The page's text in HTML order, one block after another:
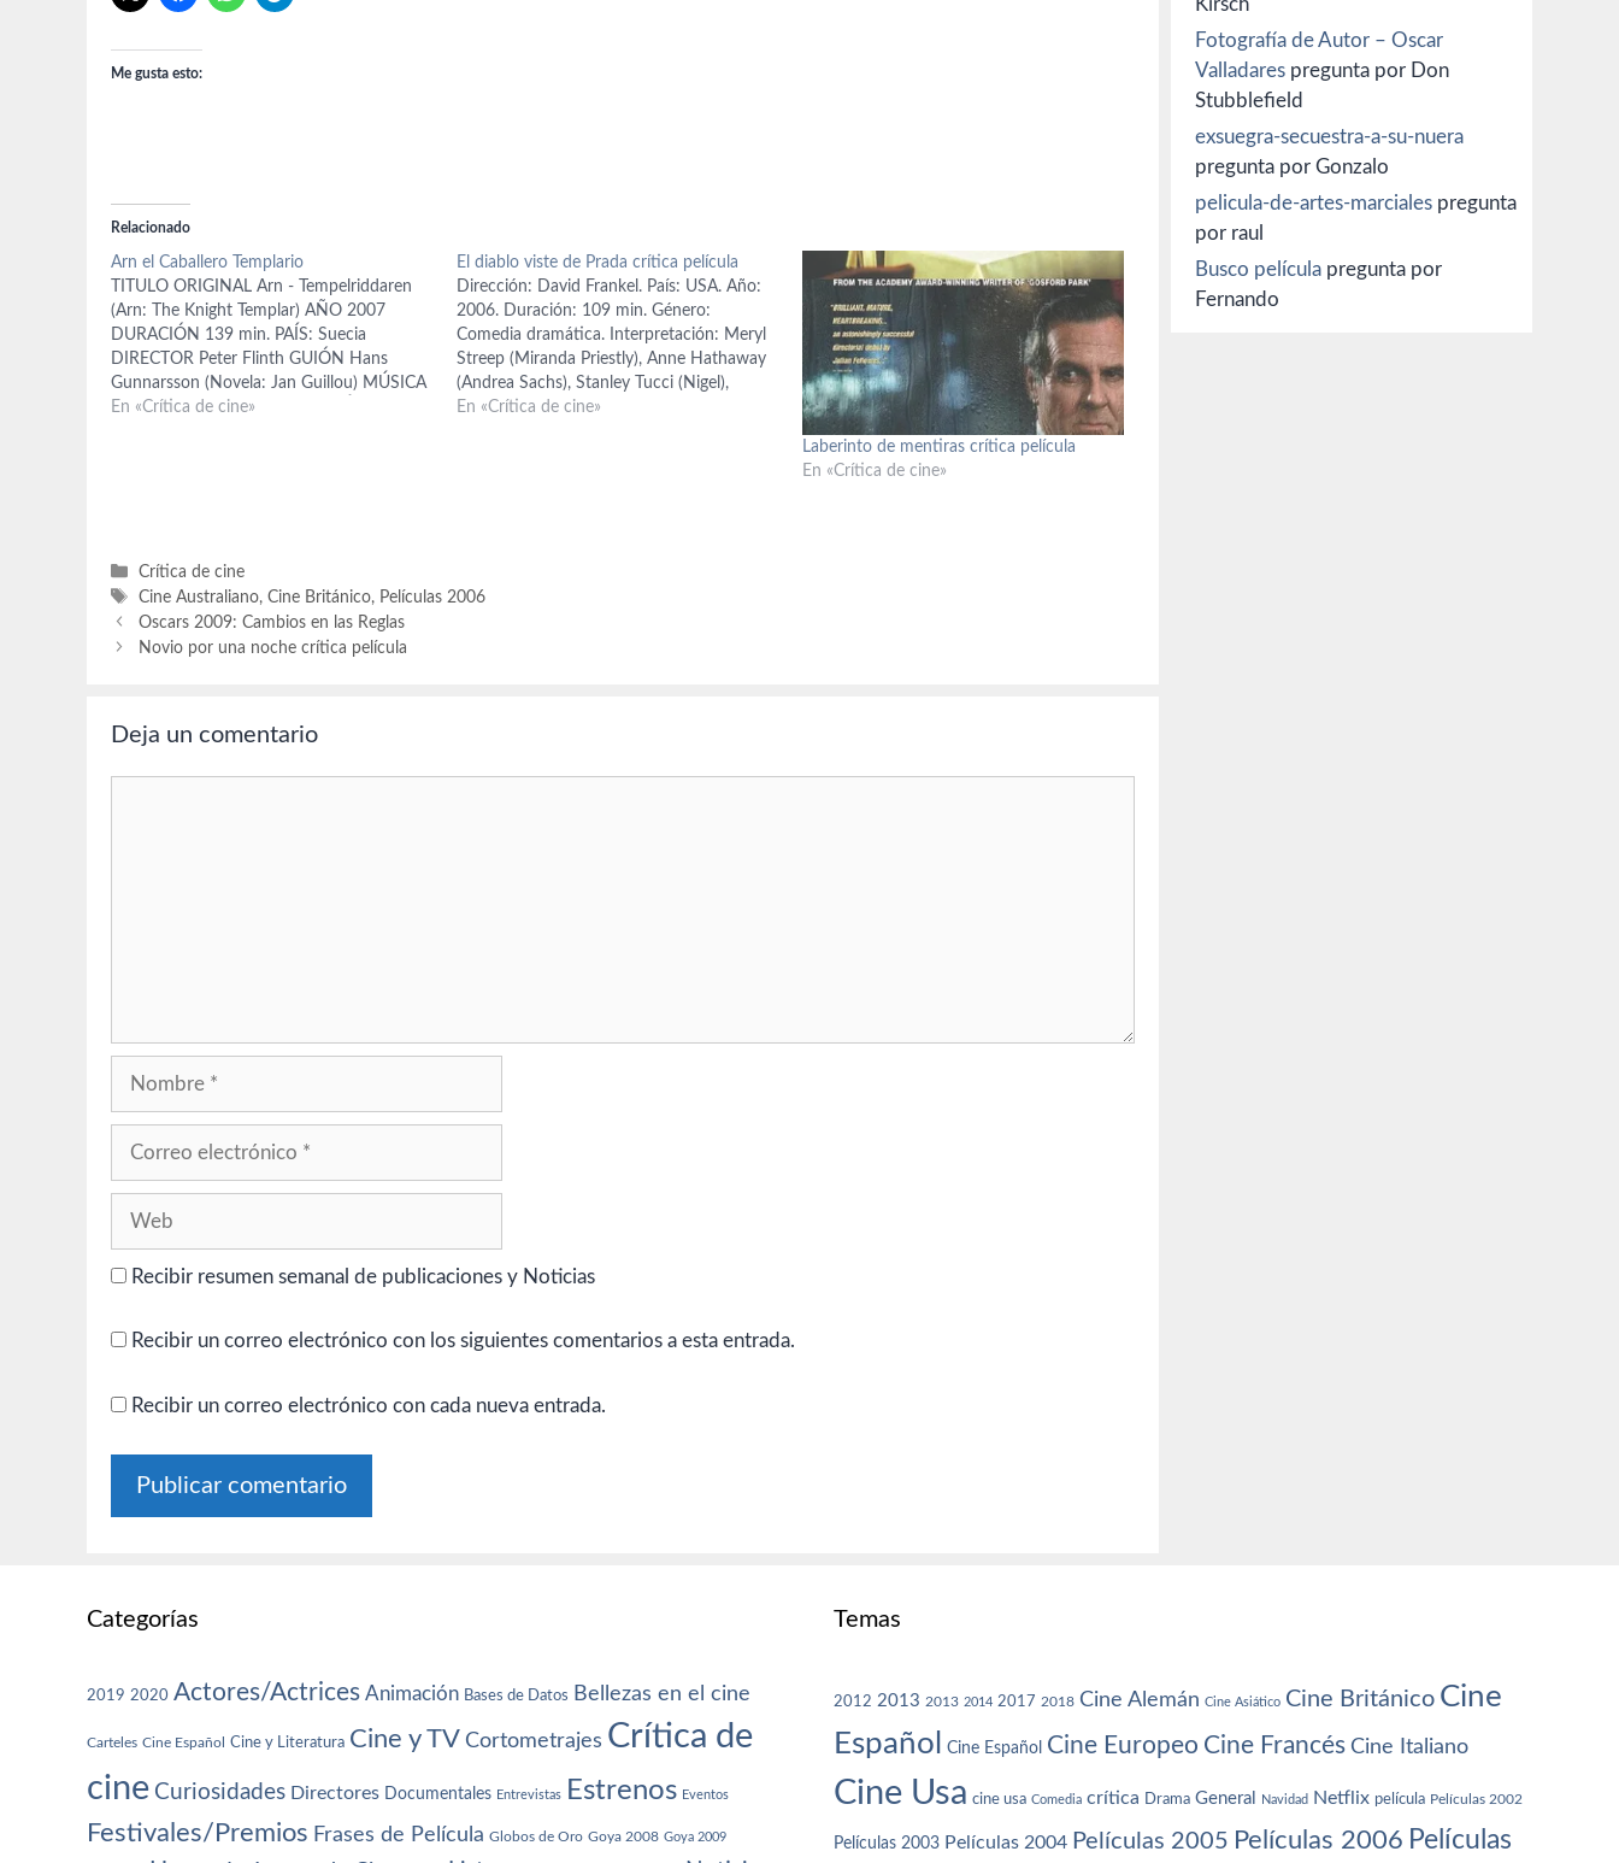
Me gusta esto:
Relacionado
Arn el Caballero Templario
TITULO ORIGINAL Arn - Tempelriddaren
(Arn: The Knight Templar) AÑO 2007
DURACIÓN 139 min. PAÍS: Suecia
DIRECTOR Peter Flinth GUIÓN Hans
Gunnarsson (Novela: Jan Guillou) MÚSICA
Tuomas Kantelinen FOTOGRAFÍA Eric
En «Crítica de cine»
El diablo viste de Prada crítica película
Dirección: David Frankel. País: USA. Año:
2006. Duración: 109 min. Género:
Comedia dramática. Interpretación: Meryl
Streep (Miranda Priestly), Anne Hathaway
(Andrea Sachs), Stanley Tucci (Nigel),
Simon Baker (Christian Thompson), Emily
En «Crítica de cine»
Laberinto de mentiras crítica película
En «Crítica de cine»
Categorías
Crítica de cine
Etiquetas
Cine Australiano,Cine Británico, Películas 2006
Oscars 2009: Cambios en las Reglas
Novio por una noche crítica película
Deja un comentario
Recibir resumen semanal de publicaciones y Noticias
Recibir un correo electrónico con los siguientes comentarios a esta entrada.
Recibir un correo electrónico con cada nueva entrada.
Kirsch
Fotografía de Autor – Oscar
Valladares pregunta por Don
Stubblefield
exsuegra-secuestra-a-su-nuera
pregunta por Gonzalo
pelicula-de-artes-marciales pregunta
por raul
Busco película pregunta por
Fernando
Categorías
2019 2020 Actores/Actrices Animación Bases de Datos Bellezas en el cine
Carteles Cine Español Cine y Literatura Cine y TV Cortometrajes Crítica de
cine Curiosidades Directores Documentales Entrevistas Estrenos Eventos
Festivales/Premios Frases de Película Globos de Oro Goya 2008 Goya 2009
Temas
2012 2013 2013 2014 2017 2018 Cine Alemán Cine Asiático Cine Británico Cine
Español
Cine Español Cine Europeo Cine Francés Cine Italiano
Cine Usa cine usa Comedia crítica Drama General Navidad Netflix película Películas 2002
Películas 2003 Películas 2004 Películas 2005 Películas 2006 Películas